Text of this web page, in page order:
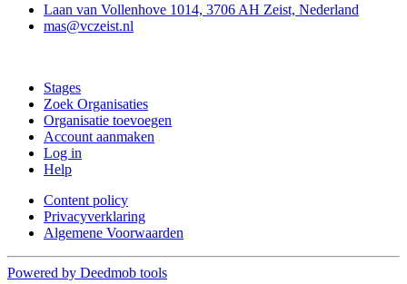
Laan van Vollenhove 1014, 3706 AH Zeist, Nederland
mas@vczeist.nl
Stages
Zoek Organisaties
Organisatie toevoegen
Account aanmaken
Log in
Help
Content policy
Privacyverklaring
Algemene Voorwaarden
Powered by Deedmob tools